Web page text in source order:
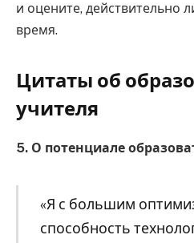
и оцените, действительно
время.
Цитаты об
учителя
5. О потенциале
«Я с большим
способность